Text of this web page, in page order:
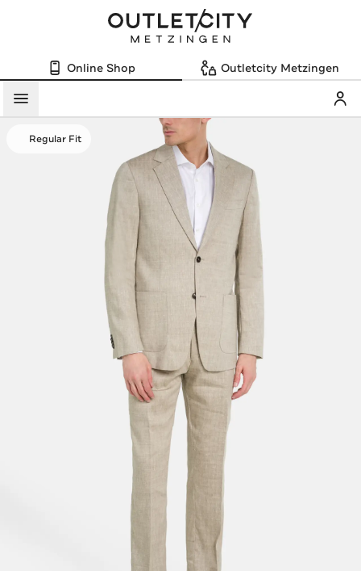
Online Shop Outletcity Metzingen
Menü
Regular Fit